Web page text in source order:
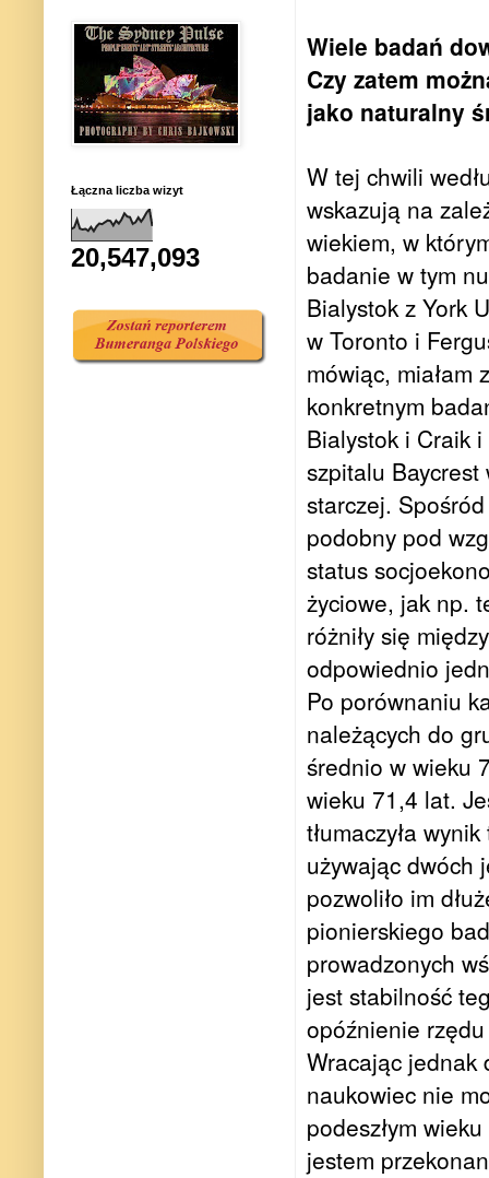
Wiele badań
Czy zatem
jako naturalny
W tej chwili
wskazują na
wiekiem, w
badanie w tym
Bialystok z York
w Toronto i
mówiąc, miałam
konkretnym
Bialystok i Craik
szpitalu
starczej.
podobny pod
status
życiowe, jak np.
różniły się
odpowiednio
Po porównaniu
należących do
średnio w wieku
wieku 71,4 lat.
tłumaczyła
używając dwóch
pozwoliło im
pionierskiego
prowadzonych
jest stabilność
opóźnienie
Wracając jednak
naukowiec nie
podeszłym
jestem
Łączna liczba wizyt
20,547,093